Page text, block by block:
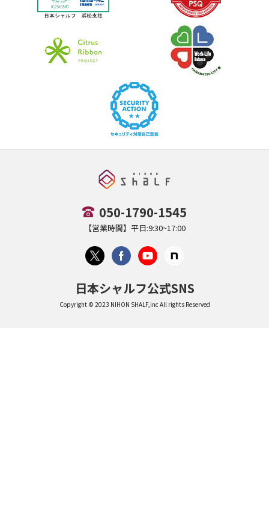
050-1790-1545
【営業時間】平日:9:30~17:00
日本シャルフ公式SNS
Copyright © 2023 NIHON SHALF,inc All rights Reserved